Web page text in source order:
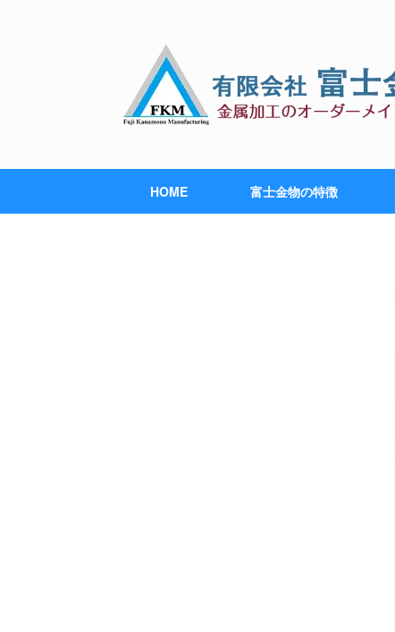
HOME 富士金物の特徴